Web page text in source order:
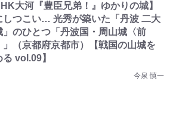
大河『豊臣兄弟！』ゆかりの城】
しつこい… 光秀が築いた「丹波 二大
」のひとつ「丹波国・周山城〈前
」（京都府京都市）【戦国の山城を
vol.09】
今泉 慎一